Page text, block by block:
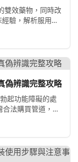
雙效藥物，同時改
驗，解析服用時
偽辨識完整攻略
起功能障礙的處
法購買管道，包